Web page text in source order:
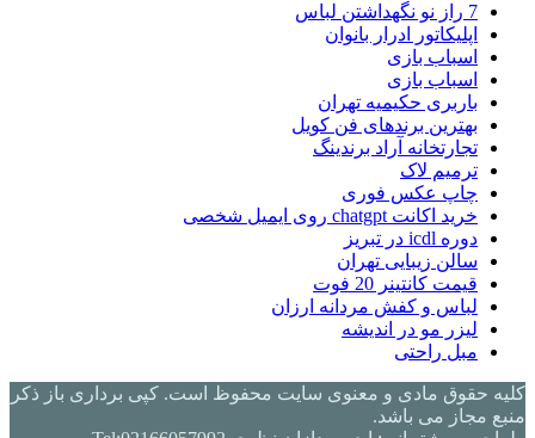
7 راز نو نگهداشتن لباس
اپلیکاتور ادرار بانوان
اسباب بازی
اسباب بازی
باربری حکیمیه تهران
بهترین برندهای فن کویل
تجارتخانه آراد برندینگ
ترمیم لاک
چاپ عکس فوری
خرید اکانت chatgpt روی ایمیل شخصی
دوره icdl در تبریز
سالن زیبایی تهران
قیمت کانتینر 20 فوت
لباس و کفش مردانه ارزان
لیزر مو در اندیشه
مبل راحتی
کلیه حقوق مادی و معنوی سایت محفوظ است. کپی برداری باز ذکر
منبع مجاز می باشد.